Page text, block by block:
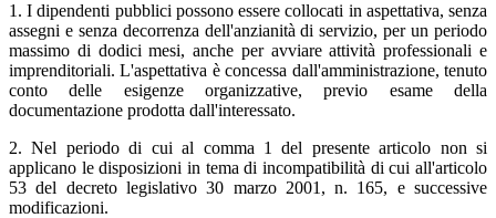
1. I dipendenti pubblici possono essere collocati in aspettativa, senza
assegni e senza decorrenza dell'anzianità di servizio, per un periodo
massimo di dodici mesi, anche per avviare attività professionali e
imprenditoriali. L'aspettativa è concessa dall'amministrazione, tenuto
conto delle esigenze organizzative, previo esame della
documentazione prodotta dall'interessato.
2. Nel periodo di cui al comma 1 del presente articolo non si
applicano le disposizioni in tema di incompatibilità di cui all'articolo
53 del decreto legislativo 30 marzo 2001, n. 165, e successive
modificazioni.